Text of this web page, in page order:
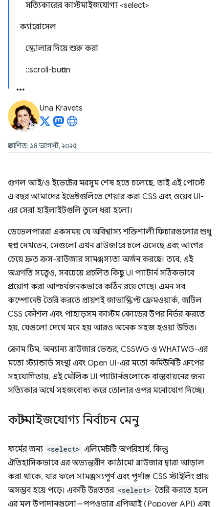
সত্যিকারের কাস্টমাইজযোগ্য <select>
ক্যারোসেল
স্ক্রোলার দিয়ে শুরু করা
::scroll-button
Una Kravets
প্রকাশিত: ১৪ আগস্ট, ২০২৫
গুগল আই/ও ইভেন্টের মরসুম শেষ হতে চলেছে, তাই এই পোস্টে
এ বছর আমাদের ইভেন্টগুলিতে শেয়ার করা CSS এবং ওয়েব UI-
এর সেরা হাইলাইটগুলি তুলে ধরা হলো।
ডেভেলপাররা একসময় যে অবিশ্বাস্য শক্তিশালী ফিচারগুলোর শুধু
স্বপ্ন দেখতেন, সেগুলো এখন ব্রাউজারে চলে এসেছে এবং আগের
চেয়ে দ্রুত ক্রস-ব্রাউজার সামঞ্জস্যতা অর্জন করছে। তবে, এই
অগ্রগতি সত্ত্বেও, সবচেয়ে প্রচলিত কিছু UI প্যাটার্ন সঠিকভাবে
প্রয়োগ করা আশ্চর্যজনকভাবে কঠিন রয়ে গেছে। এমন সব
কম্পোনেন্ট তৈরি করতে প্রায়শই জাভাস্ক্রিপ্ট ফ্রেমওয়ার্ক, জটিল
CSS কৌশল এবং পাহাড়সম কাস্টম কোডের উপর নির্ভর করতে
হয়, যেগুলো দেখে মনে হয় আরও অনেক সহজ হওয়া উচিত।
ক্রোম টিম, অন্যান্য ব্রাউজার ভেন্ডর, CSSWG ও WHATWG-এর
মতো স্ট্যান্ডার্ড সংস্থা এবং Open UI-এর মতো কমিউনিটি গ্রুপের
সহযোগিতায়, এই মৌলিক UI প্যাটার্নগুলোকে বাস্তবায়নের জন্য
সত্যিকার অর্থে সহজবোধ্য করে তোলার ওপর মনোযোগ দিচ্ছে।
কাস্টমাইজযোগ্য নির্বাচন মেনু
ফর্মের জন্য <select> এলিমেন্টটি অপরিহার্য, কিন্তু
ঐতিহাসিকভাবে এর অভ্যন্তরীণ কাঠামো ব্রাউজার দ্বারা আড়াল
করা থাকে, যার ফলে সামঞ্জস্যপূর্ণ এবং পূর্ণাঙ্গ CSS স্টাইলিং প্রায়
অসম্ভব হয়ে পড়ে। একটি উন্নততর <select> তৈরি করতে হলে
এর মূল উপাদানগুলো—পপওভার এপিআই (Popover API) এবং